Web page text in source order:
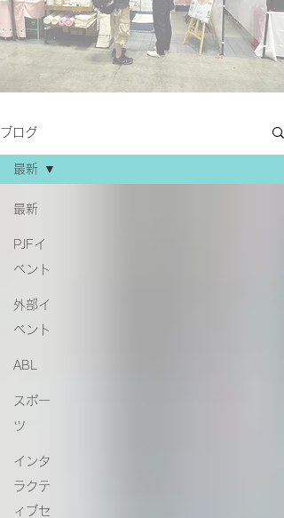
ブログ
最新
PJFイ
ベント
外部イ
ベント
ABL
スポー
ツ
インタ
ラクテ
ィブセ
最新